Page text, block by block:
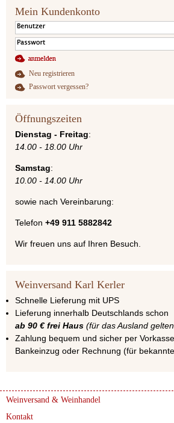
Mein Kundenkonto
Neu registrieren
Passwort vergessen?
Öffnungszeiten
Dienstag - Freitag:
14.00 - 18.00 Uhr
Samstag:
10.00 - 14.00 Uhr
sowie nach Vereinbarung:
Telefon +49 911 5882842
Wir freuen uns auf Ihren Besuch.
Weinversand Karl Kerler
Schnelle Lieferung mit UPS
Lieferung innerhalb Deutschlands schon
ab 90 € frei Haus (für das Ausland
Zahlung bequem und sicher per
Bankeinzug oder Rechnung (für
Weinversand & Weinhandel
Kontakt